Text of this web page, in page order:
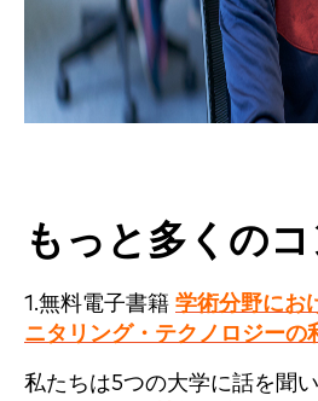
もっと多くの
1.無料電子書籍 学術分野にお
ニタリング・テクノロジーの
私たちは5つの大学に話を聞